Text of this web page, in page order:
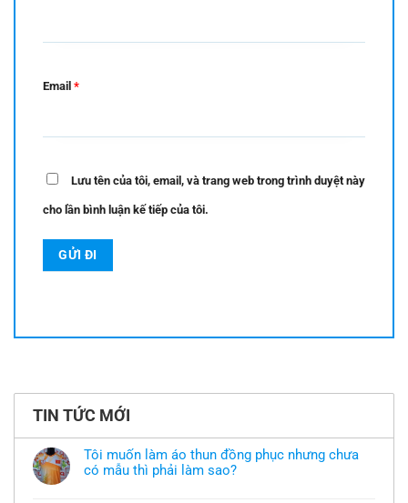
Email *
Lưu tên của tôi, email, và trang web trong trình duyệt này
cho lần bình luận kế tiếp của tôi.
TIN TỨC MỚI
Tôi muốn làm áo thun đồng phục nhưng chưa
có mẫu thì phải làm sao?